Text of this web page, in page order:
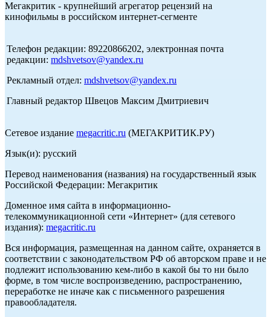
Мегакритик - крупнейший агрегатор рецензий на
кинофильмы в российском интернет-сегменте
Телефон редакции: 89220866202, электронная почта
редакции: mdshvetsov@yandex.ru
Рекламный отдел: mdshvetsov@yandex.ru
Главный редактор Швецов Максим Дмитриевич
Сетевое издание megacritic.ru (МЕГАКРИТИК.РУ)
Язык(и): русский
Перевод наименования (названия) на государственный язык
Российской Федерации: Мегакритик
Доменное имя сайта в информационно-
телекоммуникационной сети «Интернет» (для сетевого
издания): megacritic.ru
Вся информация, размещенная на данном сайте, охраняется в
соответствии с законодательством РФ об авторском праве и не
подлежит использованию кем-либо в какой бы то ни было
форме, в том числе воспроизведению, распространению,
переработке не иначе как с письменного разрешения
правообладателя.